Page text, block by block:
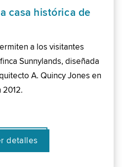
casa histórica de
a los visitantes
Sunnylands, diseñada
A. Quincy Jones en
2012.
detalles